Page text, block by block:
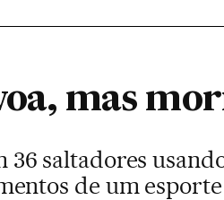
mas
saltadores
de um